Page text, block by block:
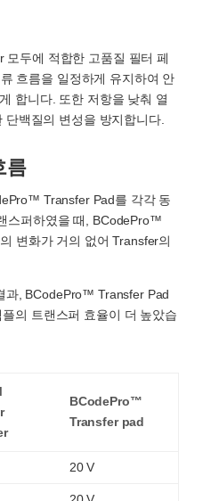
모두에 적합한 고품질 필터 페
흐름을 일정하게 유지하여 안
합니다. 또한 저항을 낮춰 열
백질의 변성을 방지합니다.
름
Transfer Pad를 각각 동
스퍼하였을 때, BCodePro™
변화가 거의 없어 Transfer의
과, BCodePro™ Transfer Pad
의 트랜스퍼 효율이 더 높았습
BCodePro™
Transfer pad
20 V